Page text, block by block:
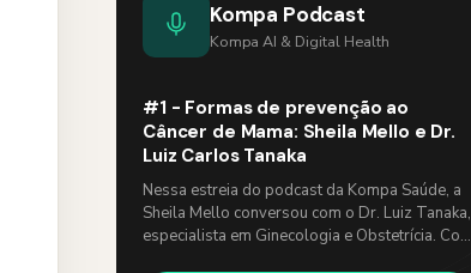
Kompa Podcast
Kompa AI & Digital Health
#1 - Formas de prevenção ao
Câncer de Mama: Sheila Mello e Dr.
Luiz Carlos Tanaka
Nessa estreia do podcast da Kompa Saúde, a
Sheila Mello conversou com o Dr. Luiz Tanaka,
especialista em Ginecologia e Obstetrícia. Com